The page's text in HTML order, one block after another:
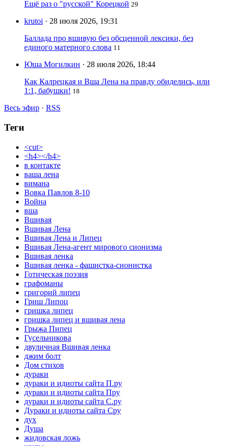
Ещё раз о "русской" Корецкой 29
krutoi · 28 июля 2026, 19:31
Баллада про вшивую без обсценной лексики, без
единого матерного слова 11
Юша Могилкин · 28 июля 2026, 18:44
Как Калрецкая и Вша Лена на правду обиделись, или
1:1, бабушки! 18
Весь эфир · RSS
Теги
<cut>
<h4></h4>
в контакте
ваша лена
вимана
Вовка Павлов 8-10
Война
вша
Вшивая
Вшивая Лена
Вшивая Лена и Липец
Вшивая Лена-агент мирового сионизма
Вшивая ленка
Вшивая ленка - фашистка-сионистка
Готическая поэзия
графоманы
григорий липец
Гриш Липоц
гришка липец
гришка липец и вшивая лена
Грыжа Пипец
Гусельникова
двуличная Вшивая ленка
джим болт
Дом стихов
дураки
дураки и идиоты сайта П.ру
дураки и идиоты сайта Пру
дураки и идиоты сайта С.ру
Дураки и идиоты сайта Сру
дух
Душа
жидовская ложь